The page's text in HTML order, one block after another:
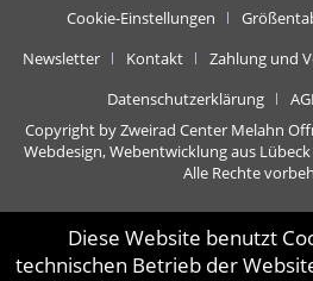
Cookie-Einstellungen
Newsletter
Kontakt Zahlung und
Datenschutzerklärung
Copyright by Zweirad Center Melahn
Webdesign, Webentwicklung aus
Alle Rechte
Diese Website benutzt
technischen Betrieb der